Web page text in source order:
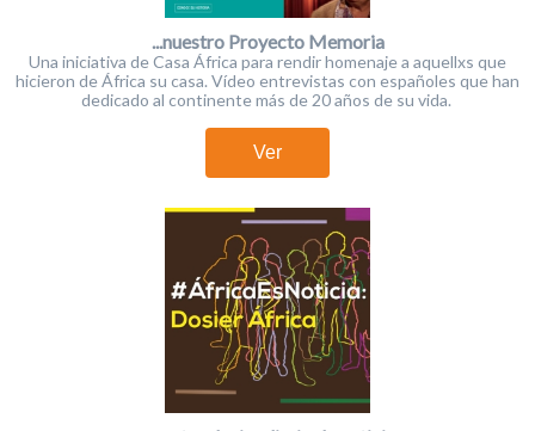
...nuestro Proyecto Memoria
Una iniciativa de Casa África para rendir homenaje a aquellxs que
hicieron de África su casa. Vídeo entrevistas con españoles que han
dedicado al continente más de 20 años de su vida.
Ver